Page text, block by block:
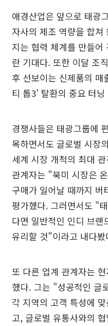
애경산업은 앞으로 태광
자사의 제조 역량을 합쳐
지는 협력 체계를 만들어
란 기대다. 또한 이달 조
후 선보이는 신제품의
티 톱3' 탈환의 중요 터
경쟁사들은 태광그룹에
목하면서도 글로벌 시장
세계 시장 개척의 최대
관계자는 "북미 시장은
구매가 일어날 때까지
평가했다. 그러면서도 "
다면 일반적인 인디 브랜
유리할 것"이라고 내다봤
또 다른 업계 관계자는
했다. 그는 "성공적인 글
각 지역의 고객 특성에
고, 글로벌 유통사와의